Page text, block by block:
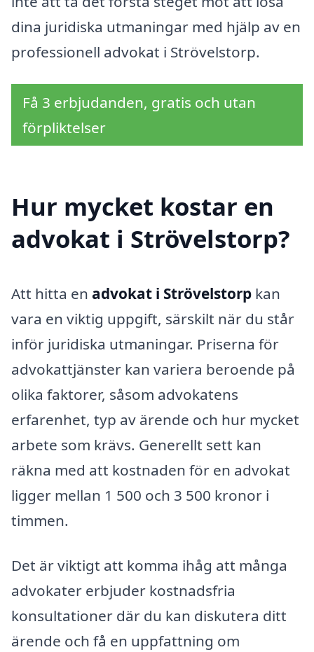
dina juridiska utmaningar med hjälp av en
professionell advokat i Strövelstorp.
Få 3 erbjudanden, gratis och utan
förpliktelser
Hur mycket kostar en
advokat i Strövelstorp?
Att hitta en advokat i Strövelstorp kan
vara en viktig uppgift, särskilt när du står
inför juridiska utmaningar. Priserna för
advokattjänster kan variera beroende på
olika faktorer, såsom advokatens
erfarenhet, typ av ärende och hur mycket
arbete som krävs. Generellt sett kan
räkna med att kostnaden för en advokat
ligger mellan 1 500 och 3 500 kronor i
timmen.
Det är viktigt att komma ihåg att många
advokater erbjuder kostnadsfria
konsultationer där du kan diskutera ditt
ärende och få en uppfattning om